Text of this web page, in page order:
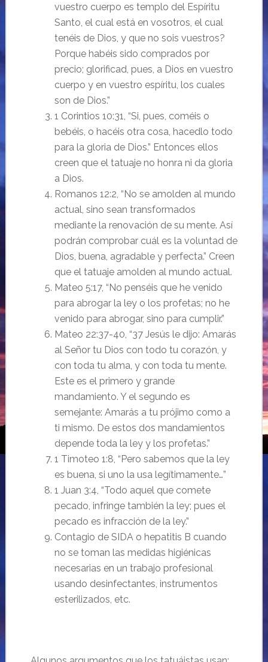
vuestro cuerpo es templo del Espíritu
Santo, el cual está en vosotros, el cual
tenéis de Dios, y que no sois vuestros?
Porque habéis sido comprados por
precio; glorificad, pues, a Dios en vuestro
cuerpo y en vuestro espíritu, los cuales
son de Dios.”
1 Corintios 10:31, “Si, pues, coméis o
bebéis, o hacéis otra cosa, hacedlo todo
para la gloria de Dios.” Entonces ellos
creen que el tatuaje no honra ni da gloria
a Dios.
Romanos 12:2, “No se amolden al mundo
actual, sino sean transformados
mediante la renovación de su mente. Así
podrán comprobar cuál es la voluntad de
Dios, buena, agradable y perfecta.” Creen
que el tatuaje amolden al mundo actual.
Mateo 5:17, “No penséis que he venido
para abrogar la ley o los profetas; no he
venido para abrogar, sino para cumplir.”
Mateo 22:37-40, “37Jesús le dijo: Amarás
al Señor tu Dios con todo tu corazón, y
con toda tu alma, y con toda tu mente.
Este es el primero y grande
mandamiento. Y el segundo es
semejante: Amarás a tu prójimo como a
ti mismo. De estos dos mandamientos
depende toda la ley y los profetas.”
1 Timoteo 1:8, “Pero sabemos que la ley
es buena, si uno la usa legítimamente…”
1 Juan 3:4, “Todo aquel que comete
pecado, infringe también la ley; pues el
pecado es infracción de la ley.”
Contagio de SIDA o hepatitis B cuando
no se toman las medidas higiénicas
necesarias en un trabajo profesional
usando desinfectantes, instrumentos
esterilizados, etc.